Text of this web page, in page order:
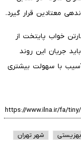
معتادین قرار گیرد.
معتادین کارتن خواب پایتخت از
جریان این روند
آسیب با سهولت بیشتری
بهزیستی
شهر تهران